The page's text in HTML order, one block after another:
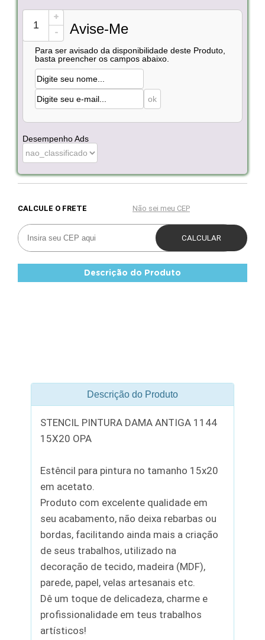
+
-
Avise-Me
Para ser avisado da disponibilidade deste Produto,
basta preencher os campos abaixo.
Desempenho Ads
Descrição do Produto
Descrição do Produto
STENCIL PINTURA DAMA ANTIGA 1144
15X20 OPA
Estêncil para pintura no tamanho 15x20
em acetato.
Produto com excelente qualidade em
seu acabamento, não deixa rebarbas ou
bordas, facilitando ainda mais a criação
de seus trabalhos, utilizado na
decoração de tecido, madeira (MDF),
parede, papel, velas artesanais etc.
Dê um toque de delicadeza, charme e
profissionalidade em teus trabalhos
artísticos!